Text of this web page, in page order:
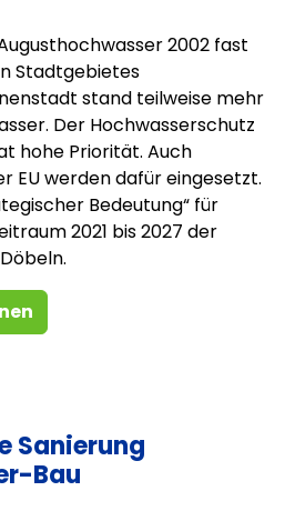
2002 fast
Stadtgebietes
stand teilweise mehr
Der Hochwasserschutz
hohe Priorität. Auch
EU werden dafür eingesetzt.
Bedeutung“ für
2021 bis 2027 der
Sanierung
Bau